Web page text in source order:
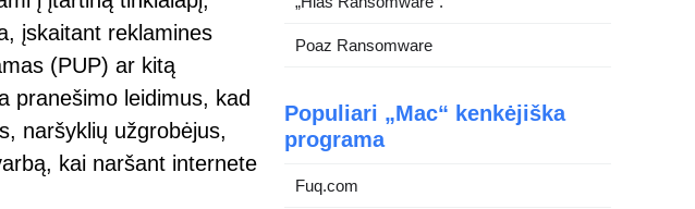
įskaitant reklamines
(PUP) ar kitą
pranešimo leidimus, kad
naršyklių užgrobėjus,
kai naršant internete
Poaz Ransomware
Populiari „Mac“ kenkėjiška
programa
Fuq.com